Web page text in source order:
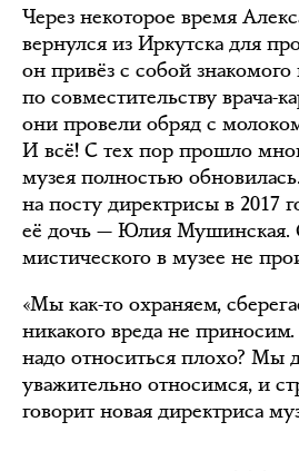
Через некоторое время
вернулся из Иркутска для
он привёз с собой
по совместительству врача-
они провели обряд с
И всё! С тех пор прошло
музея полностью
на посту директрисы в 2017
её дочь — Юлия Мушинская.
мистического в музее не
«Мы как-то охраняем,
никакого вреда не
надо относиться плохо? Мы
уважительно относимся, и
говорит новая директриса